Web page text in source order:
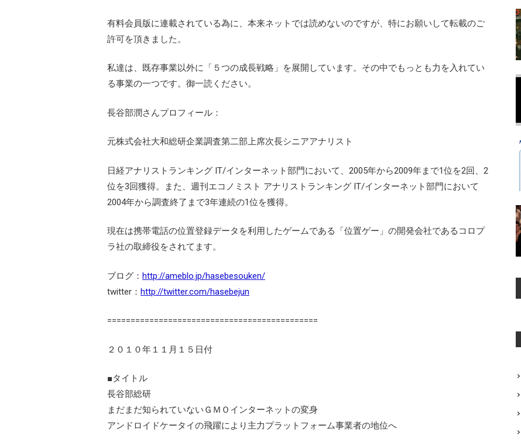
有料会員版に連載されている為に、本来ネットでは読めないのですが、特にお願いして転載のご
許可を頂きました。
私達は、既存事業以外に「５つの成長戦略」を展開しています。その中でもっとも力を入れてい
る事業の一つです。御一読ください。
長谷部潤さんプロフィール：
元株式会社大和総研企業調査第二部上席次長シニアアナリスト
日経アナリストランキング IT/インターネット部門において、2005年から2009年まで1位を2回、2
位を3回獲得。また、週刊エコノミスト アナリストランキング IT/インターネット部門において
2004年から調査終了まで3年連続の1位を獲得。
現在は携帯電話の位置登録データを利用したゲームである「位置ゲー」の開発会社であるコロプ
ラ社の取締役をされてます。
ブログ： http://ameblo.jp/hasebesouken/
twitter： http://twitter.com/hasebejun
=============================================
２０１０年１１月１５日付
■タイトル
長谷部総研
まだまだ知られていないＧＭＯインターネットの変身
アンドロイドケータイの飛躍により主力プラットフォーム事業者の地位へ